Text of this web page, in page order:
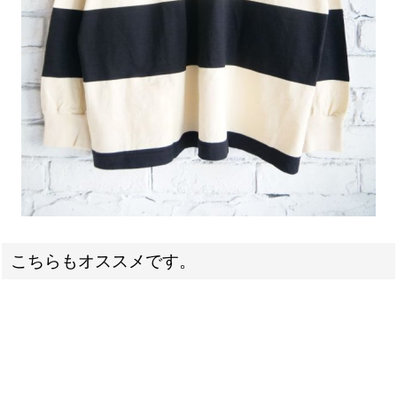
こちらもオススメです。